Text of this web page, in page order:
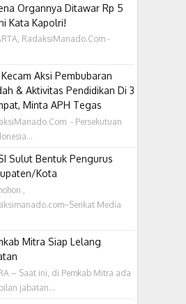
Organnya Ditawar Rp 5
Kata Kapolri!
RadaksiManado.Com -
Kecam Aksi Pembubaran
& Aktivitas Pendidikan Di 3
Minta APH Tegas
- Persekutuan
Sulut Bentuk Pengurus
Kota
,
Media
Mitra Siap Lelang
– Saat ini, di Pemkab Mitra ada
jabatan...